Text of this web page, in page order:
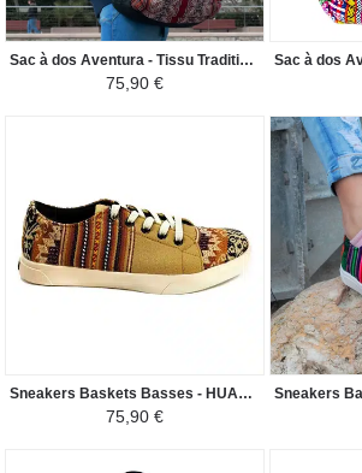
Sac à dos Aventura - Tissu Traditionnel Péruvien Vinicunca - Bordeaux
75,90 €
Sneakers Baskets Basses - HUACACHINA Tissu Péruvien Motif Ethniques Homme-Femme - Beige Clair / Nuance Marron
75,90 €